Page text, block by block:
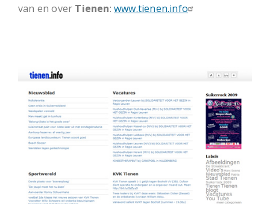
van en over Tienen:www.tienen.info